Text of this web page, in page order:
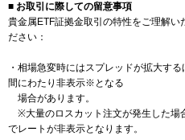
■ お取引に際しての留意事項
貴金属ETF証拠金取引の特性をご理解い
ださい：
・相場急変時にはスプレッドが拡大す
間にわたり非表示※となる
場合があります。
※大量のロスカット注文が発生した場
でレートが非表示となります。